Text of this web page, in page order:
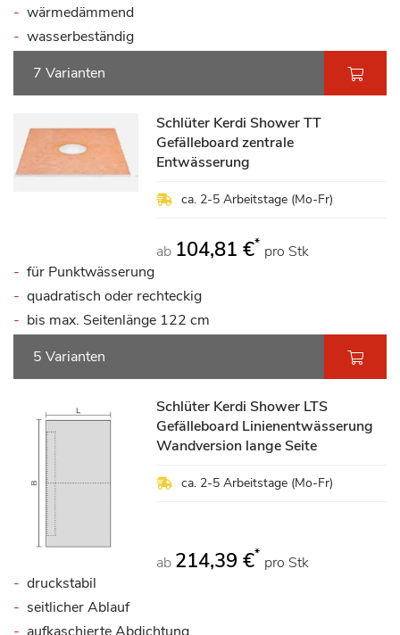
wärmedämmend
wasserbeständig
7 Varianten
Schlüter Kerdi Shower TT
Gefälleboard zentrale
Entwässerung
ca. 2-5 Arbeitstage (Mo-Fr)
ab 104,81 €* pro Stk
für Punktwässerung
quadratisch oder rechteckig
bis max. Seitenlänge 122 cm
5 Varianten
Schlüter Kerdi Shower LTS
Gefälleboard Linienentwässerung
Wandversion lange Seite
ca. 2-5 Arbeitstage (Mo-Fr)
ab 214,39 €* pro Stk
druckstabil
seitlicher Ablauf